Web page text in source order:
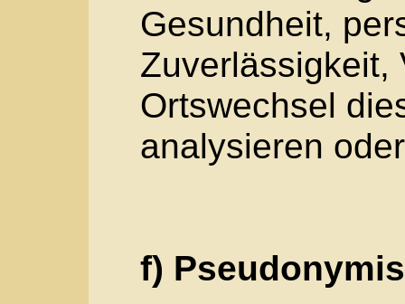
g)
Verantwortlicher
juristische Person,
andere Stelle, die